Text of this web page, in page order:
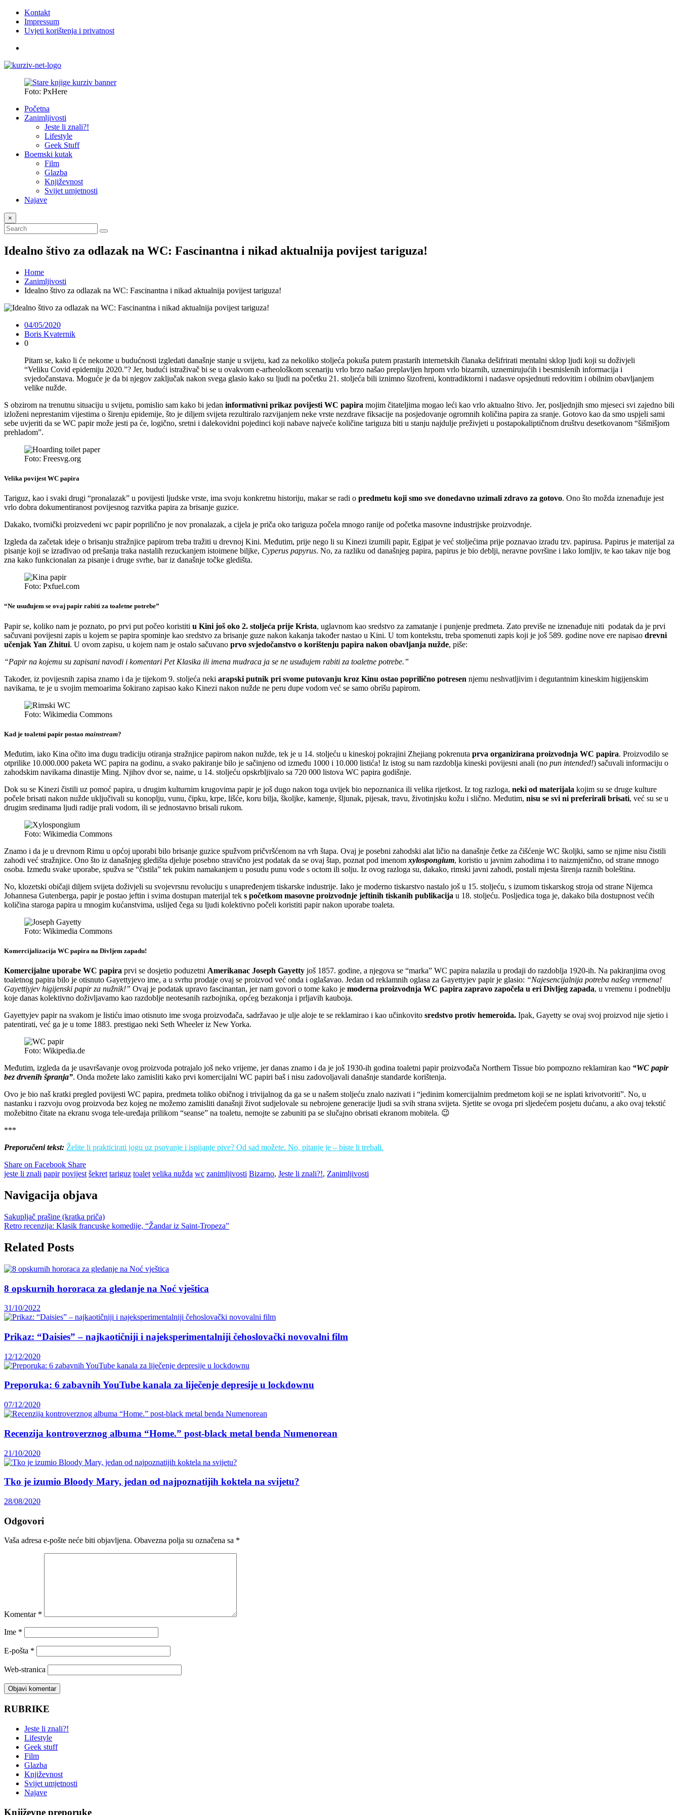
Kontakt
Impressum
Uvjeti korištenja i privatnost
Foto: PxHere
Početna
Zanimljivosti
Jeste li znali?!
Lifestyle
Geek Stuff
Boemski kutak
Film
Glazba
Književnost
Svijet umjetnosti
Najave
×
Idealno štivo za odlazak na WC: Fascinantna i nikad aktualnija povijest tariguza!
Home
Zanimljivosti
Idealno štivo za odlazak na WC: Fascinantna i nikad aktualnija povijest tariguza!
04/05/2020
Boris Kvaternik
0
Pitam se, kako li će nekome u budućnosti izgledati današnje stanje u svijetu, kad za nekoliko stoljeća pokuša putem prastarih internetskih članaka dešifrirati mentalni sklop ljudi koji su doživjeli
“Veliku Covid epidemiju 2020.”? Jer, budući istraživač bi se u ovakvom e-arheološkom scenariju vrlo brzo našao preplavljen hrpom vrlo bizarnih, uznemirujućih i besmislenih informacija i
svjedočanstava. Moguće je da bi njegov zaključak nakon svega glasio kako su ljudi na početku 21. stoljeća bili iznimno šizofreni, kontradiktorni i nadasve opsjednuti redovitim i obilnim obavljanjem
velike nužde.
S obzirom na trenutnu situaciju u svijetu, pomislio sam kako bi jedan informativni prikaz povijesti WC papira mojim čitateljima mogao leći kao vrlo aktualno štivo. Jer, posljednjih smo mjeseci svi zajedno bili
izloženi neprestanim vijestima o širenju epidemije, što je diljem svijeta rezultiralo razvijanjem neke vrste nezdrave fiksacije na posjedovanje ogromnih količina papira za sranje. Gotovo kao da smo uspjeli sami
sebe uvjeriti da se WC papir može jesti pa će, logično, sretni i dalekovidni pojedinci koji nabave najveće količine tariguza biti u stanju najdulje preživjeti u postapokaliptičnom društvu desetkovanom “šišmišjom
prehladom”.
Foto: Freesvg.org
Velika povijest WC papira
Tariguz, kao i svaki drugi “pronalazak” u povijesti ljudske vrste, ima svoju konkretnu historiju, makar se radi o predmetu koji smo sve donedavno uzimali zdravo za gotovo. Ono što možda iznenađuje jest
vrlo dobra dokumentiranost povijesnog razvitka papira za brisanje guzice.
Dakako, tvornički proizvedeni wc papir poprilično je nov pronalazak, a cijela je priča oko tariguza počela mnogo ranije od početka masovne industrijske proizvodnje.
Izgleda da začetak ideje o brisanju stražnjice papirom treba tražiti u drevnoj Kini. Međutim, prije nego li su Kinezi izumili papir, Egipat je već stoljećima prije poznavao izradu tzv. papirusa. Papirus je materijal za
pisanje koji se izrađivao od prešanja traka nastalih rezuckanjem istoimene biljke, Cyperus papyrus. No, za razliku od današnjeg papira, papirus je bio deblji, neravne površine i lako lomljiv, te kao takav nije bog
zna kako funkcionalan za pisanje i druge svrhe, bar iz današnje točke gledišta.
Foto: Pxfuel.com
“Ne usuđujem se ovaj papir rabiti za toaletne potrebe”
Papir se, koliko nam je poznato, po prvi put počeo koristiti u Kini još oko 2. stoljeća prije Krista, uglavnom kao sredstvo za zamatanje i punjenje predmeta. Zato previše ne iznenađuje niti podatak da je prvi
sačuvani povijesni zapis u kojem se papira spominje kao sredstvo za brisanje guze nakon kakanja također nastao u Kini. U tom kontekstu, treba spomenuti zapis koji je još 589. godine nove ere napisao drevni
učenjak Yan Zhitui. U ovom zapisu, u kojem nam je ostalo sačuvano prvo svjedočanstvo o korištenju papira nakon obavljanja nužde, piše:
“Papir na kojemu su zapisani navodi i komentari Pet Klasika ili imena mudraca ja se ne usuđujem rabiti za toaletne potrebe.”
Također, iz povijesnih zapisa znamo i da je tijekom 9. stoljeća neki arapski putnik pri svome putovanju kroz Kinu ostao poprilično potresen njemu neshvatljivim i degutantnim kineskim higijenskim
navikama, te je u svojim memoarima šokirano zapisao kako Kinezi nakon nužde ne peru dupe vodom već se samo obrišu papirom.
Foto: Wikimedia Commons
Kad je toaletni papir postao mainstream?
Međutim, iako Kina očito ima dugu tradiciju otiranja stražnjice papirom nakon nužde, tek je u 14. stoljeću u kineskoj pokrajini Zhejiang pokrenuta prva organizirana proizvodnja WC papira. Proizvodilo se
otprilike 10.000.000 paketa WC papira na godinu, a svako pakiranje bilo je sačinjeno od između 1000 i 10.000 listića! Iz istog su nam razdoblja kineski povijesni anali (no pun intended!) sačuvali informaciju o
zahodskim navikama dinastije Ming. Njihov dvor se, naime, u 14. stoljeću opskrbljivalo sa 720 000 listova WC papira godišnje.
Dok su se Kinezi čistili uz pomoć papira, u drugim kulturnim krugovima papir je još dugo nakon toga uvijek bio nepoznanica ili velika rijetkost. Iz tog razloga, neki od materijala kojim su se druge kulture
počele brisati nakon nužde uključivali su konoplju, vunu, čipku, krpe, lišće, koru bilja, školjke, kamenje, šljunak, pijesak, travu, životinjsku kožu i slično. Međutim, nisu se svi ni preferirali brisati, već su se u
drugim sredinama ljudi radije prali vodom, ili se jednostavno brisali rukom.
Foto: Wikimedia Commons
Znamo i da je u drevnom Rimu u općoj uporabi bilo brisanje guzice spužvom pričvršćenom na vrh štapa. Ovaj je posebni zahodski alat ličio na današnje četke za čišćenje WC školjki, samo se njime nisu čistili
zahodi već stražnjice. Ono što iz današnjeg gledišta djeluje posebno stravično jest podatak da se ovaj štap, poznat pod imenom xylospongium, koristio u javnim zahodima i to naizmjenično, od strane mnogo
osoba. Između svake uporabe, spužva se “čistila” tek pukim namakanjem u posudu punu vode s octom ili solju. Iz ovog razloga su, dakako, rimski javni zahodi, postali mjesta širenja raznih boleština.
No, klozetski običaji diljem svijeta doživjeli su svojevrsnu revoluciju s unapređenjem tiskarske industrije. Iako je moderno tiskarstvo nastalo još u 15. stoljeću, s izumom tiskarskog stroja od strane Nijemca
Johannesa Gutenberga, papir je postao jeftin i svima dostupan materijal tek s početkom masovne proizvodnje jeftinih tiskanih publikacija u 18. stoljeću. Posljedica toga je, dakako bila dostupnost većih
količina staroga papira u mnogim kućanstvima, uslijed čega su ljudi kolektivno počeli koristiti papir nakon uporabe toaleta.
Foto: Wikimedia Commons
Komercijalizacija WC papira na Divljem zapadu!
Komercijalne uporabe WC papira prvi se dosjetio poduzetni Amerikanac Joseph Gayetty još 1857. godine, a njegova se “marka” WC papira nalazila u prodaji do razdoblja 1920-ih. Na pakiranjima ovog
toaletnog papira bilo je otisnuto Gayettyjevo ime, a u svrhu prodaje ovaj se proizvod već onda i oglašavao. Jedan od reklamnih oglasa za Gayettyjev papir je glasio: “Najesencijalnija potreba našeg vremena!
Gayettiyjev higijenski papir za nužnik!” Ovaj je podatak upravo fascinantan, jer nam govori o tome kako je moderna proizvodnja WC papira zapravo započela u eri Divljeg zapada, u vremenu i podneblju
koje danas kolektivno doživljavamo kao razdoblje neotesanih razbojnika, općeg bezakonja i prljavih kauboja.
Gayettyjev papir na svakom je listiću imao otisnuto ime svoga proizvođača, sadržavao je ulje aloje te se reklamirao i kao učinkovito sredstvo protiv hemeroida. Ipak, Gayetty se ovaj svoj proizvod nije sjetio i
patentirati, već ga je u tome 1883. prestigao neki Seth Wheeler iz New Yorka.
Foto: Wikipedia.de
Međutim, izgleda da je usavršavanje ovog proizvoda potrajalo još neko vrijeme, jer danas znamo i da je još 1930-ih godina toaletni papir proizvođača Northern Tissue bio pompozno reklamiran kao “WC papir
bez drvenih špranja”. Onda možete lako zamisliti kako prvi komercijalni WC papiri baš i nisu zadovoljavali današnje standarde korištenja.
Ovo je bio naš kratki pregled povijesti WC papira, predmeta toliko običnog i trivijalnog da ga se u našem stoljeću znalo nazivati i “jedinim komercijalnim predmetom koji se ne isplati krivotvoriti”. No, u
nastanku i razvoju ovog proizvoda bez kojeg ne možemo zamisliti današnji život sudjelovale su nebrojene generacije ljudi sa svih strana svijeta. Sjetite se ovoga pri sljedećem posjetu dućanu, a ako ovaj tekstić
možebitno čitate na ekranu svoga tele-uređaja prilikom “seanse” na toaletu, nemojte se zabuniti pa se slučajno obrisati ekranom mobitela. 😉
***
Preporučeni tekst: Želite li prakticirati jogu uz psovanje i ispijanje pive? Od sad možete. No, pitanje je – biste li trebali.
Share on Facebook Share
jeste li znali papir povijest šekret tariguz toalet velika nužda wc zanimljivosti Bizarno, Jeste li znali?!, Zanimljivosti
Navigacija objava
Sakupljač prašine (kratka priča)
Retro recenzija: Klasik francuske komedije, “Žandar iz Saint-Tropeza”
Related Posts
8 opskurnih hororaca za gledanje na Noć vještica
31/10/2022
Prikaz: “Daisies” – najkaotičniji i najeksperimentalniji čehoslovački novovalni film
12/12/2020
Preporuka: 6 zabavnih YouTube kanala za liječenje depresije u lockdownu
07/12/2020
Recenzija kontroverznog albuma “Home.” post-black metal benda Numenorean
21/10/2020
Tko je izumio Bloody Mary, jedan od najpoznatijih koktela na svijetu?
28/08/2020
Odgovori
Vaša adresa e-pošte neće biti objavljena. Obavezna polja su označena sa *
Komentar *
Ime *
E-pošta *
Web-stranica
RUBRIKE
Jeste li znali?!
Lifestyle
Geek stuff
Film
Glazba
Književnost
Svijet umjetnosti
Najave
Književne preporuke